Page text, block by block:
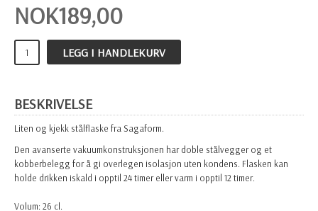
NOK189,00
LEGG I HANDLEKURV
BESKRIVELSE
Liten og kjekk stålflaske fra Sagaform.
Den avanserte vakuumkonstruksjonen har doble stålvegger og et
kobberbelegg for å gi overlegen isolasjon uten kondens. Flasken kan
holde drikken iskald i opptil 24 timer eller varm i opptil 12 timer.
Volum: 26 cl.